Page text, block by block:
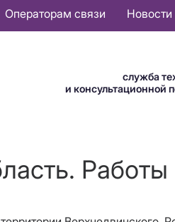
Операторам связи Новости
служба
и консультационной